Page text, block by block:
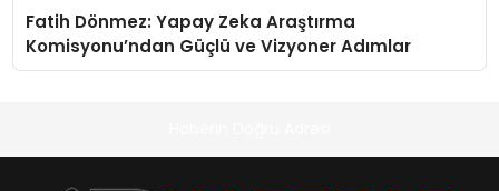
Fatih Dönmez: Yapay Zeka Araştırma
Komisyonu’ndan Güçlü ve Vizyoner Adımlar